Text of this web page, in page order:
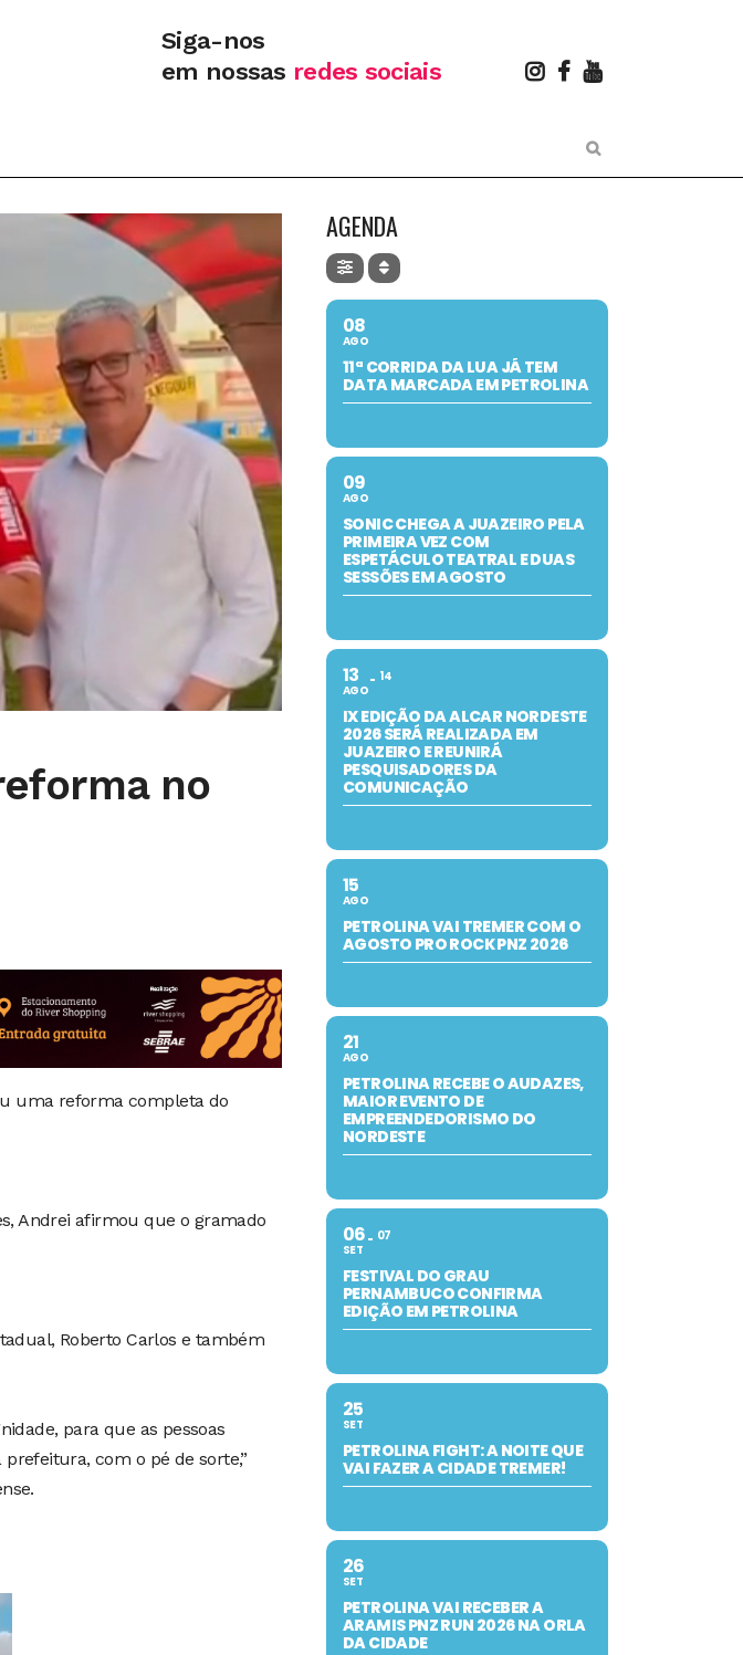
Siga-nos
em nossas redes sociais
no
uma reforma completa do
Andrei afirmou que o gramado
Roberto Carlos e também
para que as pessoas
com o pé de sorte,”
AGENDA
08
AGO
11ª CORRIDA DA LUA JÁ TEM
DATA MARCADA EM PETROLINA
09
AGO
SONIC CHEGA A JUAZEIRO PELA
PRIMEIRA VEZ COM
ESPETÁCULO TEATRAL E DUAS
SESSÕES EM AGOSTO
13
AGO
14
IX EDIÇÃO DA ALCAR NORDESTE
2026 SERÁ REALIZADA EM
JUAZEIRO E REUNIRÁ
PESQUISADORES DA
COMUNICAÇÃO
15
AGO
PETROLINA VAI TREMER COM O
AGOSTO PRO ROCK PNZ 2026
21
AGO
PETROLINA RECEBE O AUDAZES,
MAIOR EVENTO DE
EMPREENDEDORISMO DO
NORDESTE
06
SET
07
FESTIVAL DO GRAU
PERNAMBUCO CONFIRMA
EDIÇÃO EM PETROLINA
25
SET
PETROLINA FIGHT: A NOITE QUE
VAI FAZER A CIDADE TREMER!
26
SET
PETROLINA VAI RECEBER A
ARAMIS PNZ RUN 2026 NA ORLA
DA CIDADE